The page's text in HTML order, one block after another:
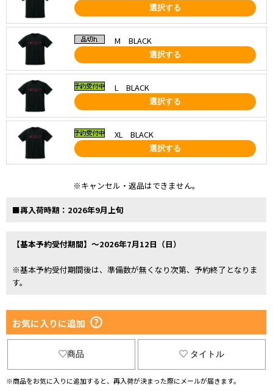
選択する
M BLACK
選択する
L BLACK
選択する
XL BLACK
選択する
※キャンセル・返品はできません。
■再入荷時期：2026年9月上旬
【基本予約受付期間】～2026年7月12日（日）
※基本予約受付期間後は、準備数が無くなり次第、予約終了となりま
す。
お気に入りに追加
商品 タイトル
※商品をお気に入りに追加すると、再入荷が決まった際にメールが届きます。